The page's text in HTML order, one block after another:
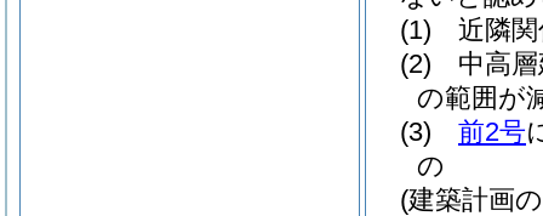
(1)
近隣
(2)
中高
の範囲が
(3)
前2号
の
(建築計画